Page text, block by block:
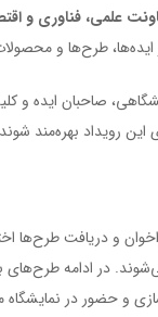
علمی، فناوری و
طرح‌ها و
صاحبان ایده و
رویداد بهره‌مند
و دریافت طرح‌ها
در ادامه طرح‌های
و حضور در نمایشگاه